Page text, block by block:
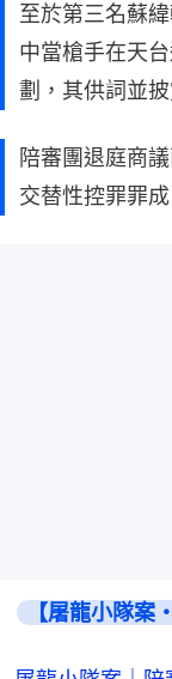
至於第三名蘇
中當槍手在天
劃，其供詞並
陪審團退庭商
交替性控罪罪
【屠龍小隊案